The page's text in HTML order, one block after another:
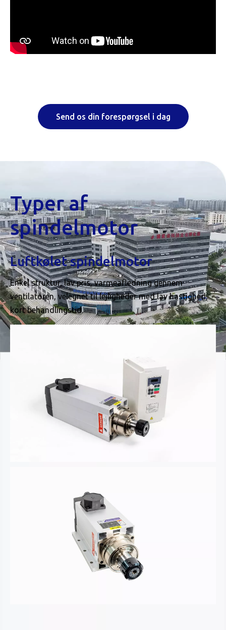
Send os din forespørgsel i dag
Typer af
spindelmotor
Luftkølet spindelmotor
Enkel struktur, lav pris, varmeafledning gennem
ventilatoren, velegnet til lejligheder med lav hastighed,
kort behandlingstid.